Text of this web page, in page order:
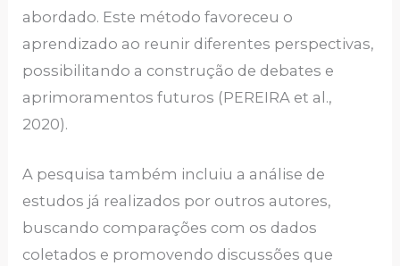
abordado. Este método favoreceu o
aprendizado ao reunir diferentes perspectivas,
possibilitando a construção de debates e
aprimoramentos futuros (PEREIRA et al.,
2020).
A pesquisa também incluiu a análise de
estudos já realizados por outros autores,
buscando comparações com os dados
coletados e promovendo discussões que